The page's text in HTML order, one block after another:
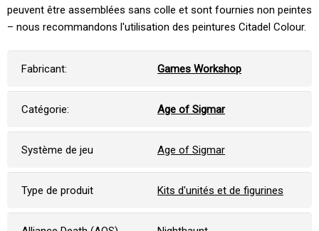
peuvent être assemblées sans colle et sont fournies non peintes
– nous recommandons l'utilisation des peintures Citadel Colour.
Fabricant: Games Workshop
Catégorie: Age of Sigmar
Système de jeu Age of Sigmar
Type de produit Kits d'unités et de figurines